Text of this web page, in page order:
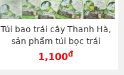
Túi bao trái cây Thanh Hà,
sản phẩm túi bọc trái
chuyên dụng cao cấp
1,100đ